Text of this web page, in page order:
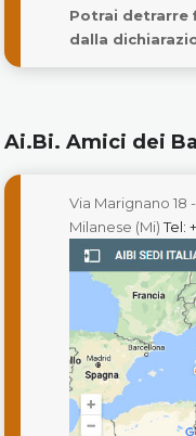
Potrai detrarre
dalla
Ai.Bi. Amici dei
Via Marignano 18
Milanese (Mi)Tel: